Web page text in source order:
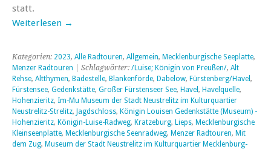
statt.
Weiterlesen →
Kategorien: 2023, Alle Radtouren, Allgemein, Mecklenburgische Seeplatte,
Menzer Radtouren | Schlagwörter: /Luise; Königin von Preußen/, Alt
Rehse, Altthymen, Badestelle, Blankenförde, Dabelow, Fürstenberg/Havel ,
Fürstensee, Gedenkstätte, Großer Fürstenseer See, Havel , Havelquelle,
Hohenzieritz, Im-Mu Museum der Stadt Neustrelitz im Kulturquartier
Neustrelitz-Strelitz, Jagdschloss, Königin Louisen Gedenkstätte (Museum) -
Hohenzieritz, Königin-Luise-Radweg, Kratzeburg, Lieps, Mecklenburgische
Kleinseenplatte, Mecklenburgische Seenradweg, Menzer Radtouren, Mit
dem Zug, Museum der Stadt Neustrelitz im Kulturquartier Mecklenburg-